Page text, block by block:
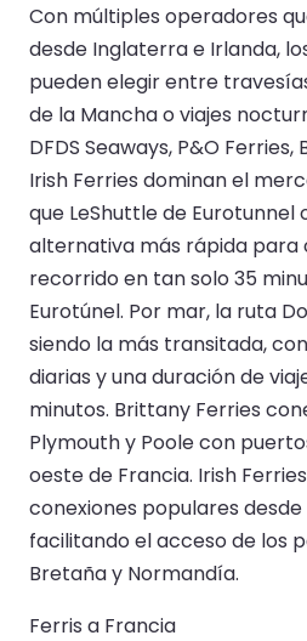
Con múltiples operadores
desde Inglaterra e Irlanda,
pueden elegir entre
de la Mancha o viajes
DFDS Seaways, P&O
Irish Ferries dominan el
que LeShuttle de Eurotunnel
alternativa más rápida para
recorrido en tan solo 35
Eurotúnel. Por mar, la ruta
siendo la más transitada,
diarias y una duración de
minutos. Brittany Ferries
Plymouth y Poole con
oeste de Francia. Irish
conexiones populares desde
facilitando el acceso de los
Bretaña y Normandía.
Ferris a Francia